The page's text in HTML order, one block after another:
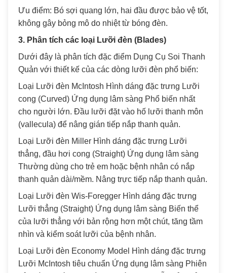
Ưu điểm: Bó sợi quang lớn, hai đầu được bảo vệ tốt,
không gây bỏng mô do nhiệt từ bóng đèn.
3. Phân tích các loại Lưỡi đèn (Blades)
Dưới đây là phân tích đặc điểm Dụng Cụ Soi Thanh
Quản với thiết kế của các dòng lưỡi đèn phổ biến:
Loại Lưỡi đèn McIntosh Hình dáng đặc trưng Lưỡi
cong (Curved) Ứng dụng lâm sàng Phổ biến nhất
cho người lớn. Đầu lưỡi đặt vào hố lưỡi thanh môn
(vallecula) để nâng gián tiếp nắp thanh quản.
Loại Lưỡi đèn Miller Hình dáng đặc trưng Lưỡi
thẳng, đầu hơi cong (Straight) Ứng dụng lâm sàng
Thường dùng cho trẻ em hoặc bệnh nhân có nắp
thanh quản dài/mềm. Nâng trực tiếp nắp thanh quản.
Loại Lưỡi đèn Wis-Foregger Hình dáng đặc trưng
Lưỡi thẳng (Straight) Ứng dụng lâm sàng Biến thể
của lưỡi thẳng với bản rộng hơn một chút, tăng tầm
nhìn và kiểm soát lưỡi của bệnh nhân.
Loại Lưỡi đèn Economy Model Hình dáng đặc trưng
Lưỡi McIntosh tiêu chuẩn Ứng dụng lâm sàng Phiên